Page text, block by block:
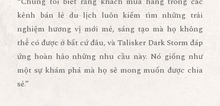
kênh bán lẻ du lịch luôn kiếm tìm những trải
nghiệm hương vị mới mẻ, sáng tạo mà họ không
thể có được ở bất cứ đâu, và Talisker Dark Storm đáp
ứng hoàn hảo những nhu cầu này. Nó giống như
một sự khám phá mà họ sẽ mong muốn được chia
sẻ.”